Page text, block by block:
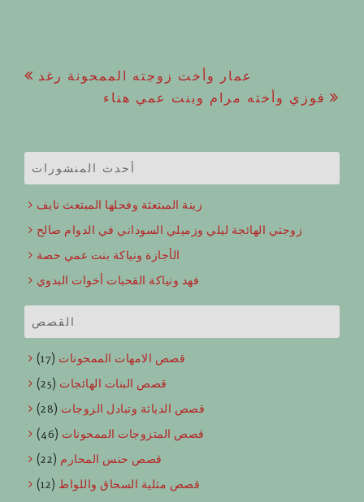
Post
navigation
عمار وأخت زوجته الممحونة رغد
فوزي وأخته مرام وبنت عمي هناء
أحدث المنشورات
زينة المبتعثة وفحلها المبتعث نايف
زوجتي الهائجة ليلي وزميلي السوداني في الدوام صالح
الأجازة ونياكة بنت عمي حصة
فهد ونياكة القحبات أخوات البدوي
القصص
قصص الامهات الممحونات (17)
قصص البنات الهائجات (25)
قصص الدياثة وتبادل الزوجات (28)
قصص المتزوجات الممحونات (46)
قصص حنس المحارم (22)
قصص مثلية السحاق واللواط (12)